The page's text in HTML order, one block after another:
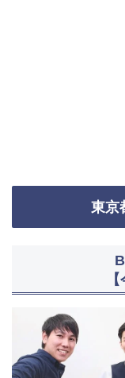
東京